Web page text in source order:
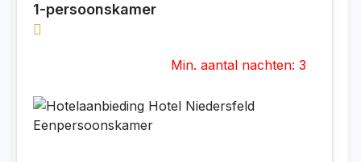
1-persoonskamer
Min. aantal nachten: 3